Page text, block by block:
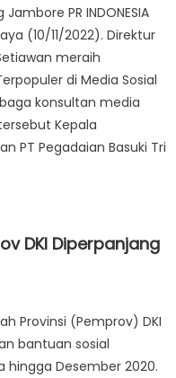
PR INDONESIA
(10/11/2022). Direktur
meraih
di Media Sosial
konsultan media
Kepala
PT Pegadaian Basuki Tri
DKI Diperpanjang
Provinsi (Pemprov) DKI
bantuan sosial
hingga Desember 2020.